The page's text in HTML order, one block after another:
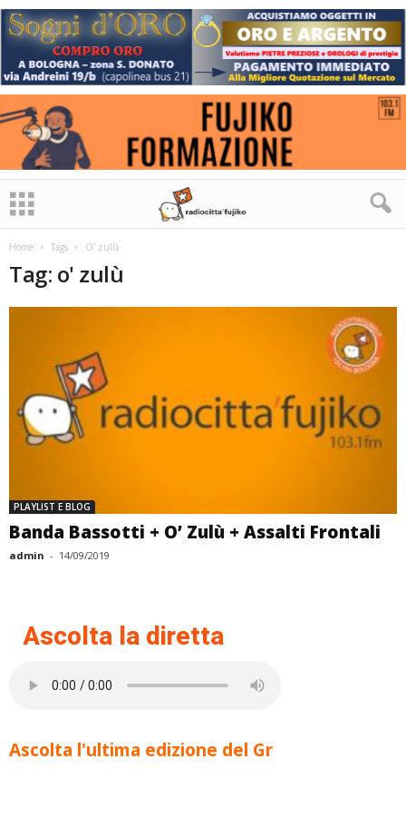
Home Tags O' zulù
Tag: o' zulù
PLAYLIST E BLOG
Banda Bassotti + O’ Zulù + Assalti Frontali
admin - 14/09/2019
Ascolta la diretta
Ascolta l'ultima edizione del Gr